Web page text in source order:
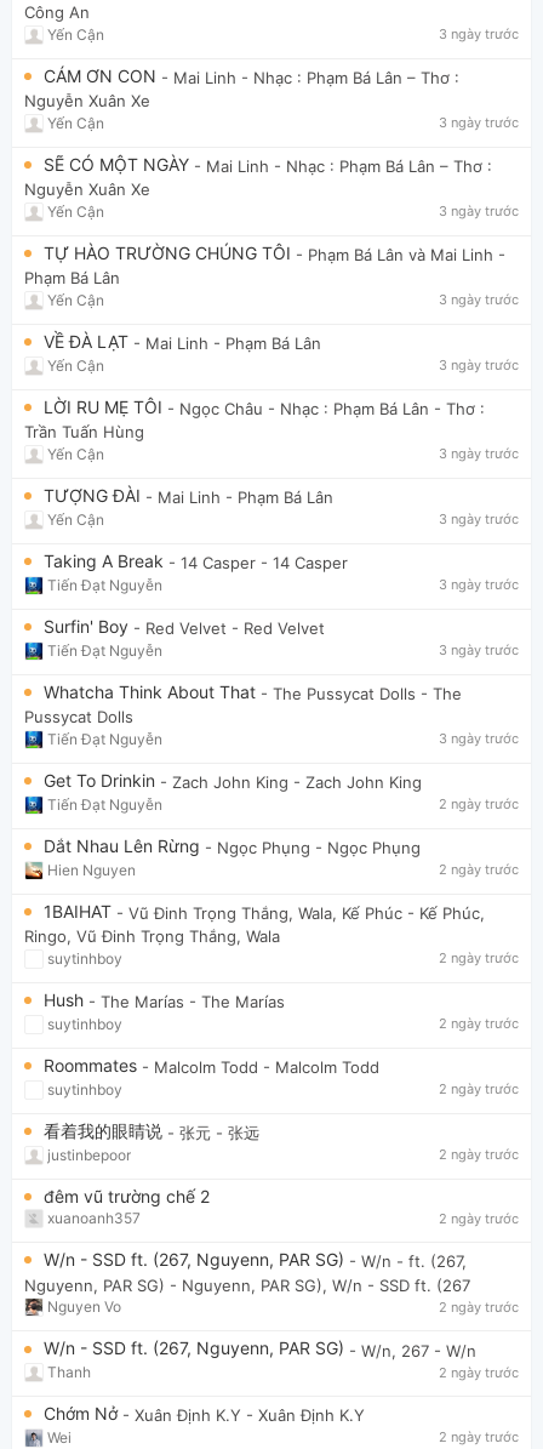
Công An
Yến Cận 3 ngày trước
CÁM ƠN CON - Mai Linh - Nhạc : Phạm Bá Lân – Thơ :
Nguyễn Xuân Xe
Yến Cận 3 ngày trước
SẼ CÓ MỘT NGÀY - Mai Linh - Nhạc : Phạm Bá Lân – Thơ :
Nguyễn Xuân Xe
Yến Cận 3 ngày trước
TỰ HÀO TRƯỜNG CHÚNG TÔI - Phạm Bá Lân và Mai Linh -
Phạm Bá Lân
Yến Cận 3 ngày trước
VỀ ĐÀ LẠT - Mai Linh - Phạm Bá Lân
Yến Cận 3 ngày trước
LỜI RU MẸ TÔI - Ngọc Châu - Nhạc : Phạm Bá Lân - Thơ :
Trần Tuấn Hùng
Yến Cận 3 ngày trước
TƯỢNG ĐÀI - Mai Linh - Phạm Bá Lân
Yến Cận 3 ngày trước
Taking A Break - 14 Casper - 14 Casper
Tiến Đạt Nguyễn 3 ngày trước
Surfin' Boy - Red Velvet - Red Velvet
Tiến Đạt Nguyễn 3 ngày trước
Whatcha Think About That - The Pussycat Dolls - The
Pussycat Dolls
Tiến Đạt Nguyễn 3 ngày trước
Get To Drinkin - Zach John King - Zach John King
Tiến Đạt Nguyễn 2 ngày trước
Dắt Nhau Lên Rừng - Ngọc Phụng - Ngọc Phụng
Hien Nguyen 2 ngày trước
1BAIHAT - Vũ Đinh Trọng Thắng, Wala, Kế Phúc - Kế Phúc,
Ringo, Vũ Đinh Trọng Thắng, Wala
suytinhboy 2 ngày trước
Hush - The Marías - The Marías
suytinhboy 2 ngày trước
Roommates - Malcolm Todd - Malcolm Todd
suytinhboy 2 ngày trước
看着我的眼睛说 - 张元 - 张远
justinbepoor 2 ngày trước
đêm vũ trường chế 2
xuanoanh357 2 ngày trước
W/n - SSD ft. (267, Nguyenn, PAR SG) - W/n - ft. (267,
Nguyenn, PAR SG) - Nguyenn, PAR SG), W/n - SSD ft. (267
Nguyen Vo 2 ngày trước
W/n - SSD ft. (267, Nguyenn, PAR SG) - W/n, 267 - W/n
Thanh 2 ngày trước
Chớm Nở - Xuân Định K.Y - Xuân Định K.Y
Wei 2 ngày trước